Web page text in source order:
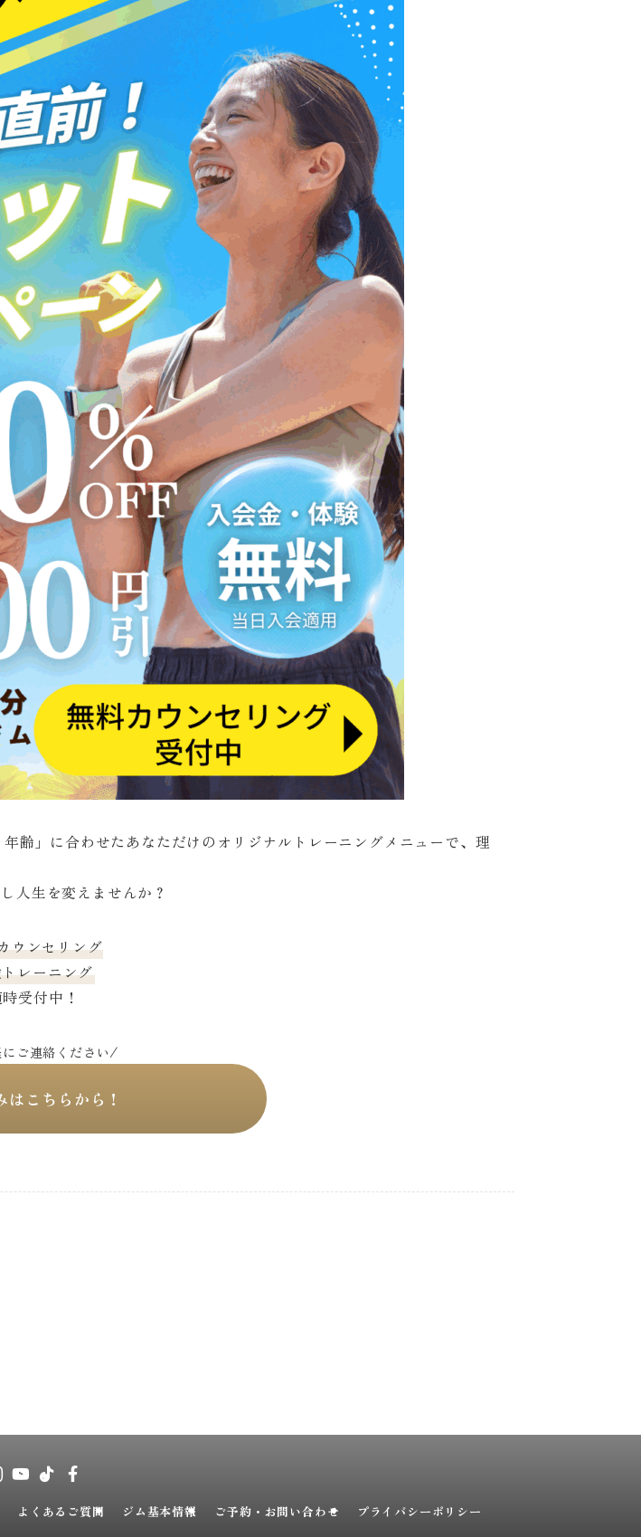
」に合わせたあなただけのオリジナルトレーニングメニューで、理
人生を変えませんか？
ウンセリング
レーニング
受付中！
ご連絡ください/
はこちらから！
よくあるご質問 ジム基本情報 ご予約・お問い合わせ プライバシーポリシー